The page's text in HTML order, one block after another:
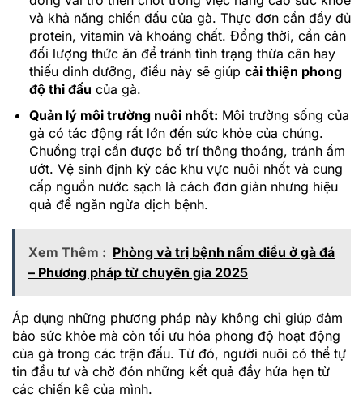
và khả năng chiến đấu của gà. Thực đơn cần đầy đủ
protein, vitamin và khoáng chất. Đồng thời, cần cân
đối lượng thức ăn để tránh tình trạng thừa cân hay
thiếu dinh dưỡng, điều này sẽ giúp cải thiện phong
độ thi đấu của gà.
Quản lý môi trường nuôi nhốt: Môi trường sống của
gà có tác động rất lớn đến sức khỏe của chúng.
Chuồng trại cần được bố trí thông thoáng, tránh ẩm
ướt. Vệ sinh định kỳ các khu vực nuôi nhốt và cung
cấp nguồn nước sạch là cách đơn giản nhưng hiệu
quả để ngăn ngừa dịch bệnh.
Xem Thêm : Phòng và trị bệnh nấm diều ở gà đá
– Phương pháp từ chuyên gia 2025
Áp dụng những phương pháp này không chỉ giúp đảm
bảo sức khỏe mà còn tối ưu hóa phong độ hoạt động
của gà trong các trận đấu. Từ đó, người nuôi có thể tự
tin đầu tư và chờ đón những kết quả đầy hứa hẹn từ
các chiến kê của mình.